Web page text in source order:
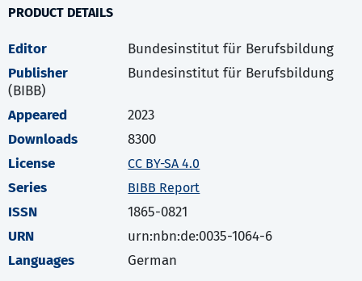
PRODUCT DETAILS
Editor
Bundesinstitut für Berufsbildung
Publisher
Bundesinstitut für Berufsbildung
(BIBB)
Appeared
2023
Downloads
8300
License
CC BY-SA 4.0
Series BIBB Report
ISSN
1865-0821
URN
urn:nbn:de:0035-1064-6
Languages
German